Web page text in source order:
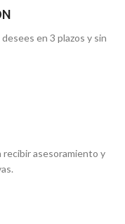
en 3 plazos y sin
recibir asesoramiento y